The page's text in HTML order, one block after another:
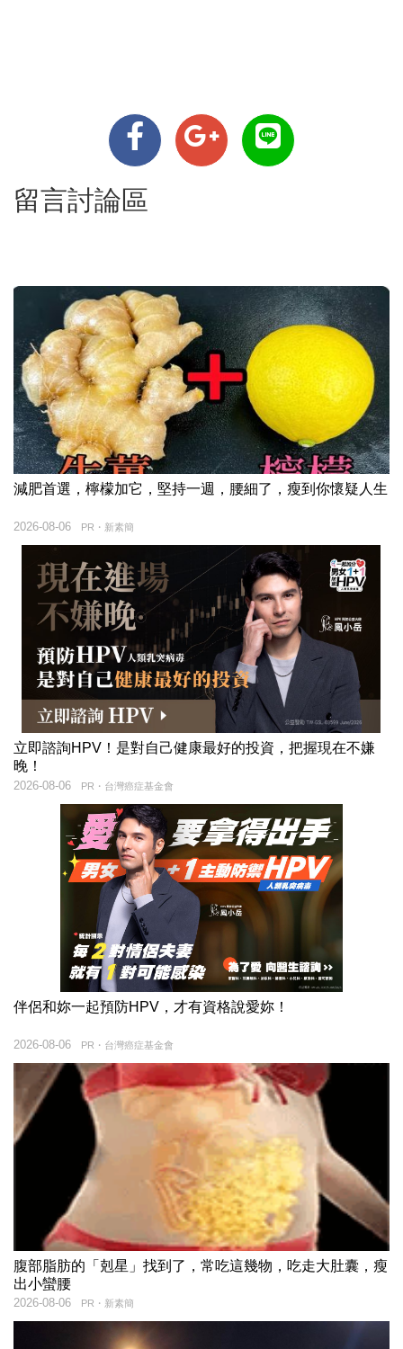
留言討論區
減肥首選，檸檬加它，堅持一週，腰細了，瘦到你懷疑人生
PR・新素簡
2026-08-06
立即諮詢HPV！是對自己健康最好的投資，把握現在不嫌
晚！
PR・台灣癌症基金會
2026-08-06
伴侶和妳一起預防HPV，才有資格說愛妳！
PR・台灣癌症基金會
2026-08-06
腹部脂肪的「剋星」找到了，常吃這幾物，吃走大肚囊，瘦
出小蠻腰
PR・新素簡
2026-08-06